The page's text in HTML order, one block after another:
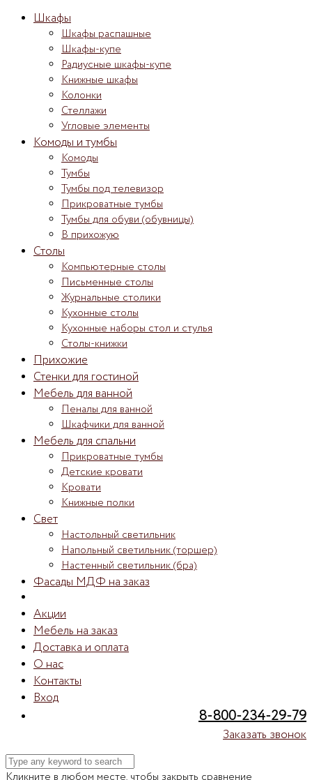
Шкафы
Шкафы распашные
Шкафы-купе
Радиусные шкафы-купе
Книжные шкафы
Колонки
Стеллажи
Угловые элементы
Комоды и тумбы
Комоды
Тумбы
Тумбы под телевизор
Прикроватные тумбы
Тумбы для обуви (обувницы)
В прихожую
Столы
Компьютерные столы
Письменные столы
Журнальные столики
Кухонные столы
Кухонные наборы стол и стулья
Столы-книжки
Прихожие
Стенки для гостиной
Мебель для ванной
Пеналы для ванной
Шкафчики для ванной
Мебель для спальни
Прикроватные тумбы
Детские кровати
Кровати
Книжные полки
Свет
Настольный светильник
Напольный светильник (торшер)
Настенный светильник (бра)
Фасады МДФ на заказ
Акции
Мебель на заказ
Доставка и оплата
О нас
Контакты
Вход
8-800-234-29-79
Заказать звонок